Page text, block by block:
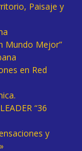
Paisaje y
Mundo Mejor”
en Red
“36
y